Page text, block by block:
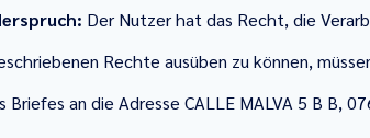
Der Nutzer hat das Recht, die
Rechte ausüben zu können,
Briefes an die Adresse CALLE MALVA 5 B B,